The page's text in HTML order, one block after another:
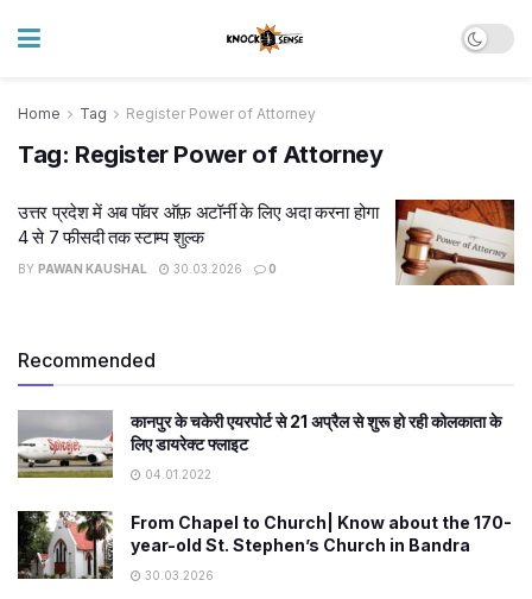
Home Tag Register Power of Attorney
Tag: Register Power of Attorney
उत्तर प्रदेश में अब पॉवर ऑफ़ अटॉर्नी के लिए अदा करना होगा
4 से 7 फीसदी तक स्टाम्प शुल्क
BY PAWAN KAUSHAL 30.03.2026 0
Recommended
कानपुर के चकेरी एयरपोर्ट से 21 अप्रैल से शुरू हो रही कोलकाता के
लिए डायरेक्ट फ्लाइट
04.01.2022
From Chapel to Church| Know about the 170-
year-old St. Stephen’s Church in Bandra
30.03.2026